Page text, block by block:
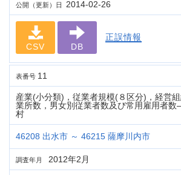
公開（更新）日 2014-02-26
CSV DB
正誤情報
表番号 11
産業(小分類)，従業者規模(８区分)，経営
業所数，男女別従業者数及び常用雇用者
村
46208 出水市 ～ 46215 薩摩川内市
調査年月 2012年2月